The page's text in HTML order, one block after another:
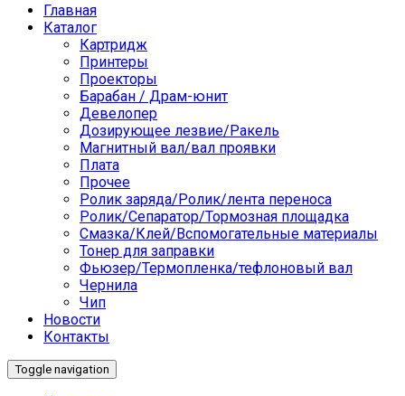
Главная
Каталог
Картридж
Принтеры
Проекторы
Барабан / Драм-юнит
Девелопер
Дозирующее лезвие/Ракель
Магнитный вал/вал проявки
Плата
Прочее
Ролик заряда/Ролик/лента переноса
Ролик/Сепаратор/Тормозная площадка
Смазка/Клей/Вспомогательные материалы
Тонер для заправки
Фьюзер/Термопленка/тефлоновый вал
Чернила
Чип
Новости
Контакты
Toggle navigation